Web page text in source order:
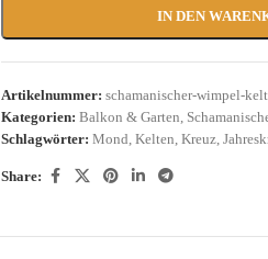
IN DEN
Artikelnummer:schamanischer-wimpel-
Kategorien: Balkon & Garten
Schlagwörter: Mond Kelten Kreuz
Share: